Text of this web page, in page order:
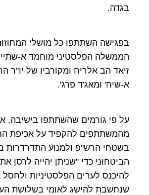
בגדה.
בפגישה השתתפו כל מושלי
הממשלה הפלסטיני מוחמד א-
זיאד הב אלריח ומקורביו של יו"ר
א-שיח' ומאג'ד פרג'.
על פי גורמים שהשתתפו בישיבה,
מהמשתתפים להקפיד על אכיפת
בשטחי הרש"פ ולמנוע התדרדרות
הביטחוני כדי "שניתן יהייה לרסן
להיכנס לערים הפלסטיניות
שנחשבת להישג לאומי בשלושת